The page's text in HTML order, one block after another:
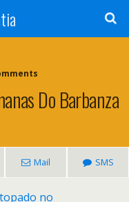
Do Barbanza
Mail SMS